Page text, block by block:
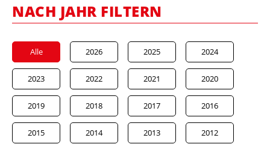
NACH JAHR FILTERN
Alle 2026 2025 2024
2023 2022 2021 2020
2019 2018 2017 2016
2015 2014 2013 2012